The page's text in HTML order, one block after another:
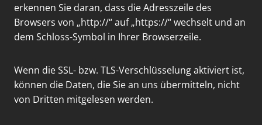
erkennen Sie daran, dass die Adresszeile des
Browsers von „http://“ auf „https://“ wechselt und an
dem Schloss-Symbol in Ihrer Browserzeile.
Wenn die SSL- bzw. TLS-Verschlüsselung aktiviert ist,
können die Daten, die Sie an uns übermitteln, nicht
von Dritten mitgelesen werden.